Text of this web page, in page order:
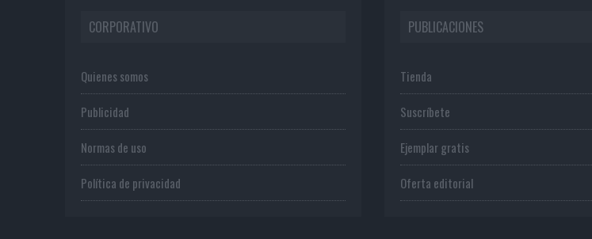
CORPORATIVO
Quienes somos
Publicidad
Normas de uso
Política de privacidad
PUBLICACIONES
Tienda
Suscríbete
Ejemplar gratis
Oferta editorial